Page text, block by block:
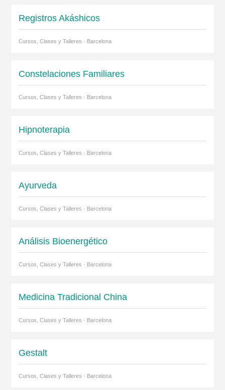
Registros Akáshicos
Cursos, Clases y Talleres · Barcelona
Constelaciones Familiares
Cursos, Clases y Talleres · Barcelona
Hipnoterapia
Cursos, Clases y Talleres · Barcelona
Ayurveda
Cursos, Clases y Talleres · Barcelona
Análisis Bioenergético
Cursos, Clases y Talleres · Barcelona
Medicina Tradicional China
Cursos, Clases y Talleres · Barcelona
Gestalt
Cursos, Clases y Talleres · Barcelona